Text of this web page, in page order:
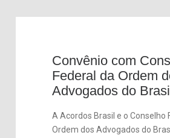
Convênio com
Federal da Ordem
Advogados do
A Acordos Brasil e o Conselho
Ordem dos Advogados do